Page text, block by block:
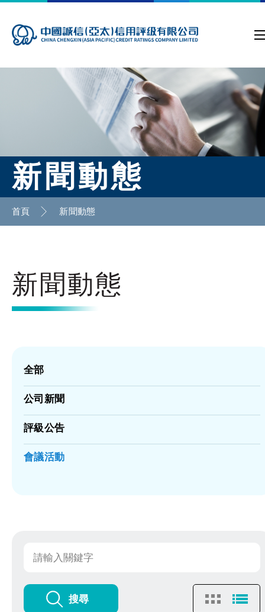
新聞動態
首頁 新聞動態
新聞動態
全部
公司新聞
評級公告
會議活動
搜尋